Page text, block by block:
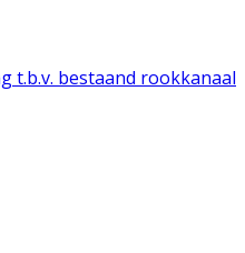
t.b.v. bestaand rookkanaal